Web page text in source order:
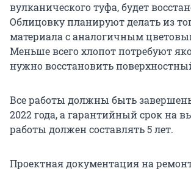
вулканического туфа, будет
Облицовку планируют делать из
материала с аналогичным
Меньше всего хлопот потребуют
нужно восстановить
Все работы должны быть
2022 года, а гарантийный срок на
работы должен составлять 5 лет.
Проектная документация на